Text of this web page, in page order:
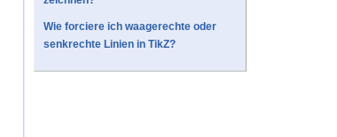
Wie forciere ich waagerechte oder
senkrechte Linien in TikZ?